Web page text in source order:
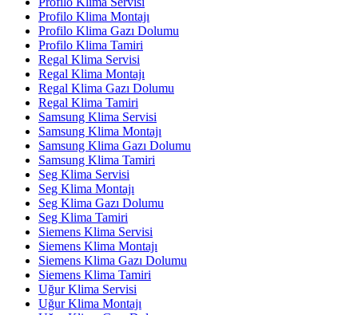
Profilo Klima Montajı
Profilo Klima Gazı Dolumu
Profilo Klima Tamiri
Regal Klima Servisi
Regal Klima Montajı
Regal Klima Gazı Dolumu
Regal Klima Tamiri
Samsung Klima Servisi
Samsung Klima Montajı
Samsung Klima Gazı Dolumu
Samsung Klima Tamiri
Seg Klima Servisi
Seg Klima Montajı
Seg Klima Gazı Dolumu
Seg Klima Tamiri
Siemens Klima Servisi
Siemens Klima Montajı
Siemens Klima Gazı Dolumu
Siemens Klima Tamiri
Uğur Klima Servisi
Uğur Klima Montajı